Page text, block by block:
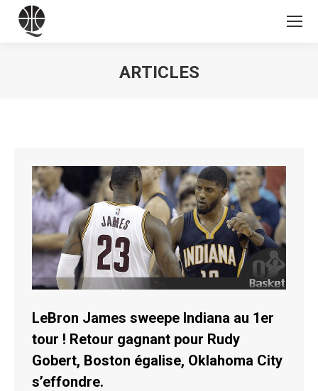
ARTICLES
LeBron James sweepe Indiana au 1er
tour ! Retour gagnant pour Rudy
Gobert, Boston égalise, Oklahoma City
s’effondre.